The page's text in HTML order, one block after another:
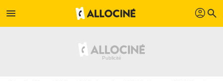
menu profil search